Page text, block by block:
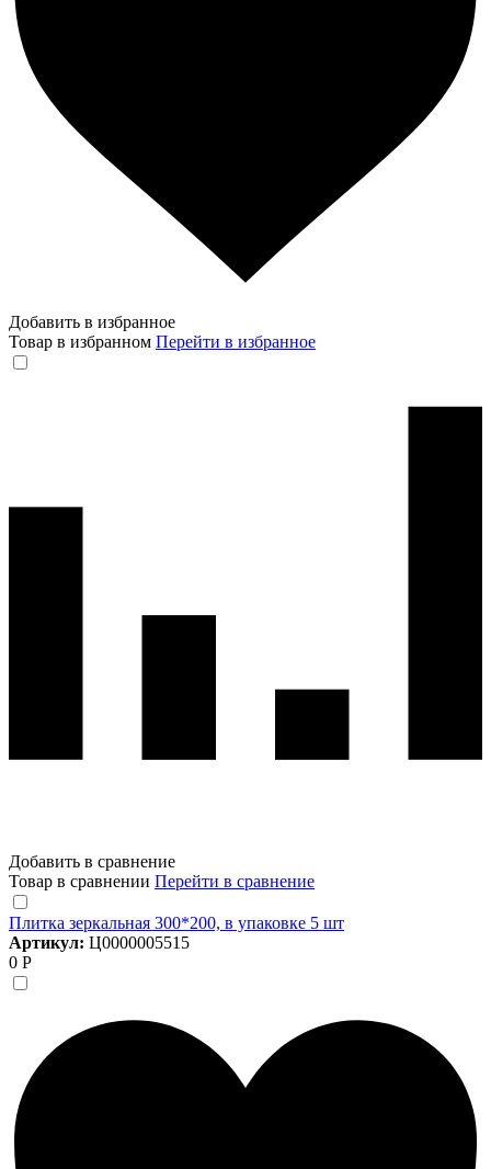
Добавить в избранное
Товар в избранном Перейти в избранное
Добавить в сравнение
Товар в сравнении Перейти в сравнение
Плитка зеркальная 300*200, в упаковке 5 шт
Артикул: Ц0000005515
0 Р